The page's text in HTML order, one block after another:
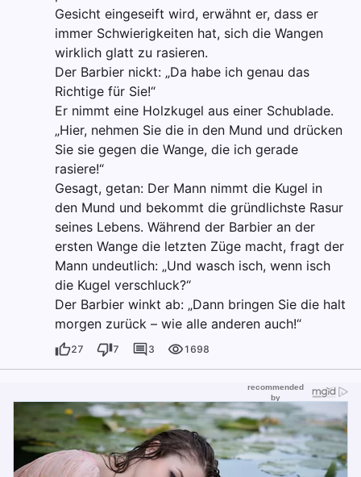
Gesicht eingeseift wird, erwähnt er, dass er
immer Schwierigkeiten hat, sich die Wangen
wirklich glatt zu rasieren.
Der Barbier nickt: „Da habe ich genau das
Richtige für Sie!“
Er nimmt eine Holzkugel aus einer Schublade.
„Hier, nehmen Sie die in den Mund und drücken
Sie sie gegen die Wange, die ich gerade
rasiere!“
Gesagt, getan: Der Mann nimmt die Kugel in
den Mund und bekommt die gründlichste Rasur
seines Lebens. Während der Barbier an der
ersten Wange die letzten Züge macht, fragt der
Mann undeutlich: „Und wasch isch, wenn isch
die Kugel verschluck?“
Der Barbier winkt ab: „Dann bringen Sie die halt
morgen zurück – wie alle anderen auch!“
27 7 3 1698